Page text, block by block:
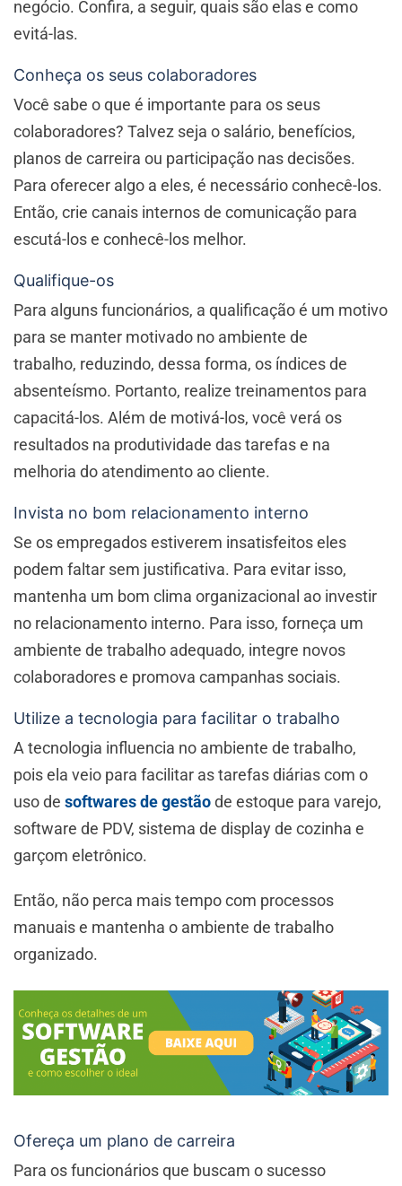
negócio. Confira, a seguir, quais são elas e como
evitá-las.
Conheça os seus colaboradores
Você sabe o que é importante para os seus
colaboradores? Talvez seja o salário, benefícios,
planos de carreira ou participação nas decisões.
Para oferecer algo a eles, é necessário conhecê-los.
Então, crie canais internos de comunicação para
escutá-los e conhecê-los melhor.
Qualifique-os
Para alguns funcionários, a qualificação é um motivo
para se manter motivado no ambiente de
trabalho, reduzindo, dessa forma, os índices de
absenteísmo. Portanto, realize treinamentos para
capacitá-los. Além de motivá-los, você verá os
resultados na produtividade das tarefas e na
melhoria do atendimento ao cliente.
Invista no bom relacionamento interno
Se os empregados estiverem insatisfeitos eles
podem faltar sem justificativa. Para evitar isso,
mantenha um bom clima organizacional ao investir
no relacionamento interno. Para isso, forneça um
ambiente de trabalho adequado, integre novos
colaboradores e promova campanhas sociais.
Utilize a tecnologia para facilitar o trabalho
A tecnologia influencia no ambiente de trabalho,
pois ela veio para facilitar as tarefas diárias com o
uso de softwares de gestãode estoque para varejo,
software de PDV, sistema de display de cozinha e
garçom eletrônico.
Então, não perca mais tempo com processos
manuais e mantenha o ambiente de trabalho
organizado.
Ofereça um plano de carreira
Para os funcionários que buscam o sucesso